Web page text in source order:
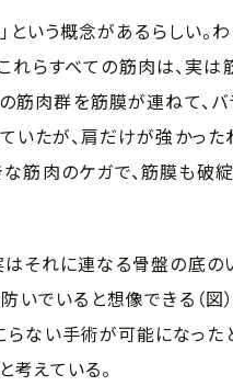
という概念があるらしい。
らすべての筋肉は、実は
筋肉群を筋膜が連ねて、
いたが、肩だけが強かっ
筋肉のケガで、筋膜も破
それに連なる骨盤の底の
いでいると想像できる（図
ない手術が可能になった
えている。